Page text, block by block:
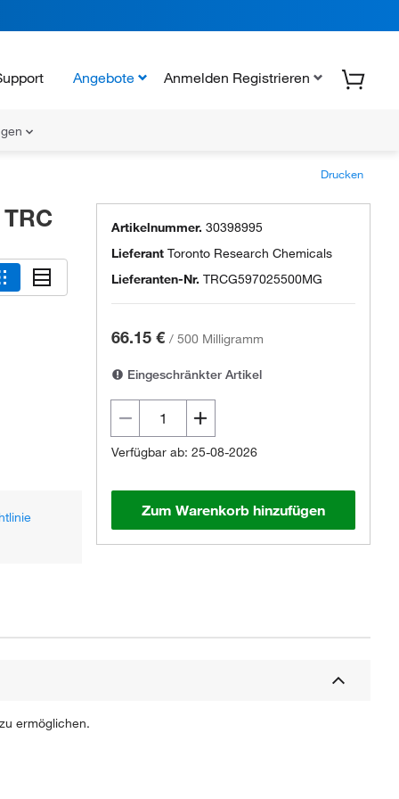
Angebote Anmelden Registrieren
Drucken
Artikelnummer. 30398995
Lieferant Toronto Research Chemicals
Lieferanten-Nr. TRCG597025500MG
66.15 € / 500 Milligramm
Eingeschränkter Artikel
Verfügbar ab: 25-08-2026
Zum Warenkorb hinzufügen
ermöglichen.